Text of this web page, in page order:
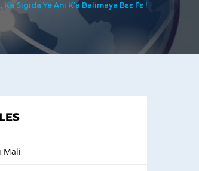
Sigida Ye Ani K’a Balimaya Bɛɛ Fɛ !
Mali